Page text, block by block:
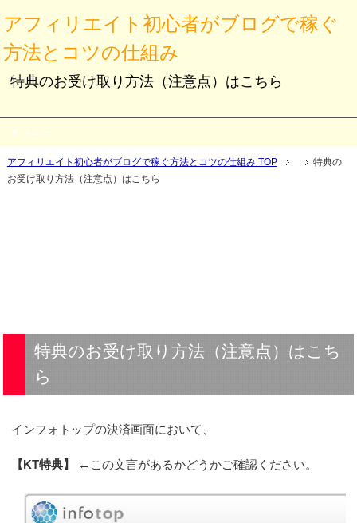
アフィリエイト初心者がブログで稼ぐ
方法とコツの仕組み
特典のお受け取り方法（注意点）はこちら
メニュー
アフィリエイト初心者がブログで稼ぐ方法とコツの仕組み TOP
特典の
お受け取り方法（注意点）はこちら
特典のお受け取り方法（注意点）はこち
ら
インフォトップの決済画面において、
【KT特典】 ←この文言があるかどうかご確認ください。